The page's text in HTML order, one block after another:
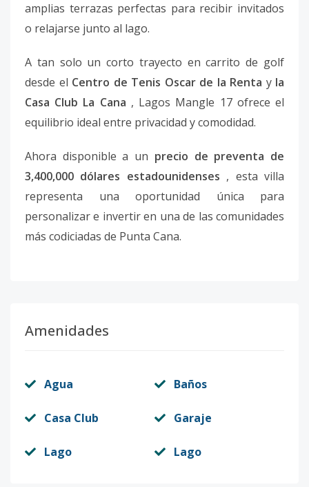
amplias terrazas perfectas para recibir invitados
o relajarse junto al lago.
A tan solo un corto trayecto en carrito de golf
desde el Centro de Tenis Oscar de la Renta y la
Casa Club La Cana , Lagos Mangle 17 ofrece el
equilibrio ideal entre privacidad y comodidad.
Ahora disponible a un precio de preventa de
3,400,000 dólares estadounidenses , esta villa
representa una oportunidad única para
personalizar e invertir en una de las comunidades
más codiciadas de Punta Cana.
Amenidades
Agua Baños
Casa Club Garaje
Lago Lago